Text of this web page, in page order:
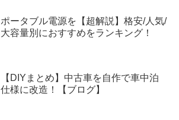
ポータブル電源を【超解説】格安/人気/
大容量別におすすめをランキング！
【DIYまとめ】中古車を自作で車中泊
仕様に改造！【ブログ】